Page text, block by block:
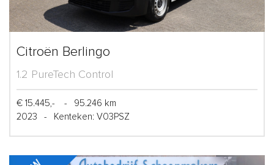
Citroën Berlingo
1.2 PureTech Control
€ 15.445,- -
95.246 km
2023
- Kenteken: V03PSZ